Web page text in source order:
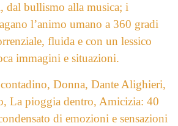
dal bullismo alla musica; i
l’animo umano a 360 gradi
fluida e con un lessico
immagini e situazioni.
Donna, Dante Alighieri,
La pioggia dentro, Amicizia: 40
di emozioni e sensazioni